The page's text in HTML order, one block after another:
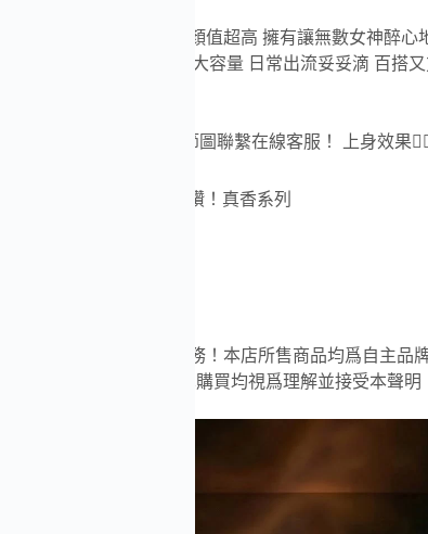
口小牛皮 YKK拉鍊 這款顏值超高 擁有讓無數女神醉
摺疊 手拎、斜挎 小身材大容量 日常出流妥妥滴 百搭
限，更多款式顏色細節圖聯繫在線客服！ 上身效果
不變形哦～ 質感真的超讚！真香系列
您選擇我們的產品與服務！本店所售商品均爲自主品
購買前與小店溝通，下單購買均視爲理解並接受本聲明